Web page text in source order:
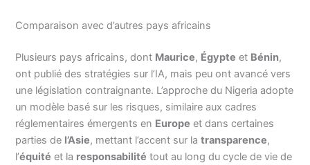
Comparaison avec d’autres pays africains
Plusieurs pays africains, dont Maurice, Égypte et Bénin,
ont publié des stratégies sur l’IA, mais peu ont avancé vers
une législation contraignante. L’approche du Nigeria adopte
un modèle basé sur les risques, similaire aux cadres
réglementaires émergents en Europe et dans certaines
parties de l’Asie, mettant l’accent sur latransparence,
l’équité et la responsabilité tout au long du cycle de vie de